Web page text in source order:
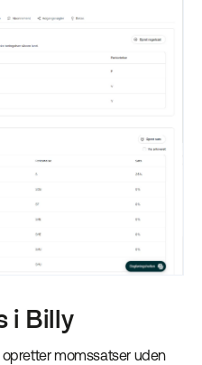
i Billy
momssatser uden